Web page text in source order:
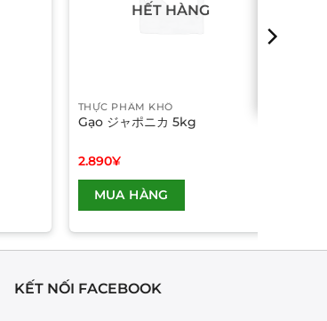
HẾT HÀNG
THỰC PHẨM KHÔ
Gạo ジャポニカ 5kg
2.890¥
MUA HÀNG
KẾT NỐI FACEBOOK